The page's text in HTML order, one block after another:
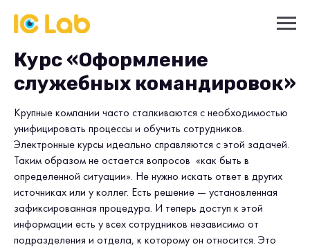
Курс «Оформление
служебных командировок»
Крупные компании часто сталкиваются с необходимостью
унифицировать процессы и обучить сотрудников.
Электронные курсы идеально справляются с этой задачей.
Таким образом не остается вопросов «как быть в
определенной ситуации». Не нужно искать ответ в других
источниках или у коллег. Есть решение — установленная
зафиксированная процедура. И теперь доступ к этой
информации есть у всех сотрудников независимо от
подразделения и отдела, к которому он относится. Это